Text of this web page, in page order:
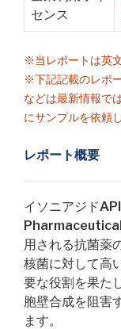
センス
※当レポートは英
※下記記載のレポ
などは最新情報で
にサンプルを依頼
レポート概要
イソニアジド
用される抗菌薬
核菌に対して高
要な役割を果た
胞壁合成を阻害
ます。